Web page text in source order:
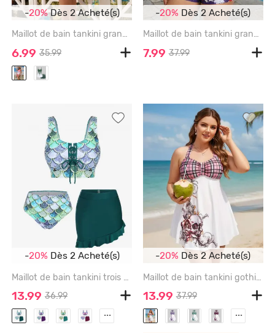
-20%Dès 2 Acheté(s)
Maillot de bain tankini grande taille à imprimé floral ombré et jambes courtes (bretelles réglables) - LIGHT PINK - 2X | US 18-20
6.99 35.99
-20% Dès 2 Acheté(s)
Maillot de bain tankini grande taille à imprimé tête de mort, papillon et fleurs, boucle coquillage, jambes croisées (bretelles réglables) - PURPLE - 4X | US 26-28
7.99 37.99
-20% Dès 2 Acheté(s)
Maillot de bain tankini trois pièces à lacets et imprimé sirène - DEEP GREEN - 1X | US 14-16
13.99 36.99
...
-20% Dès 2 Acheté(s)
Maillot de bain tankini gothique modeste dos nu à imprimé tête de mort et à carreaux grande taille et courbe - LIGHT PINK - 3X
13.99 37.99
...